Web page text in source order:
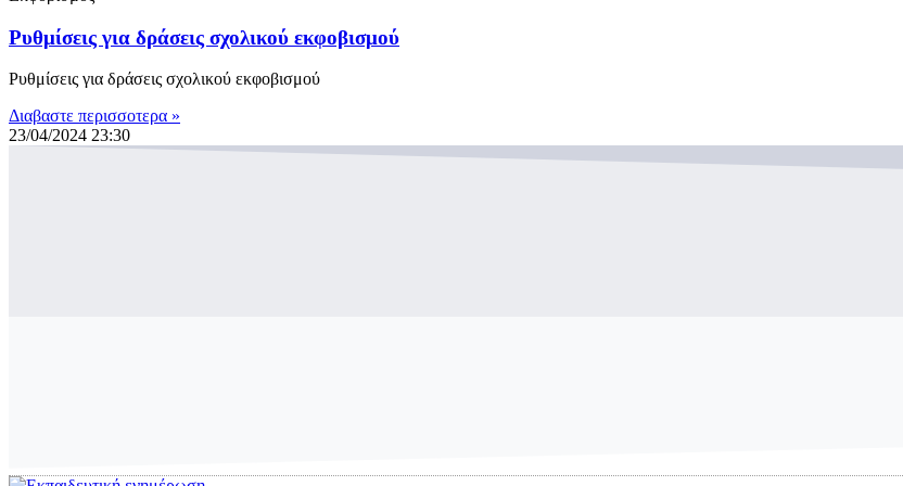
Ρυθμίσεις για δράσεις σχολικού εκφοβισμού
Ρυθμίσεις για δράσεις σχολικού εκφοβισμού
Διαβαστε περισσοτερα »
23/04/2024 23:30